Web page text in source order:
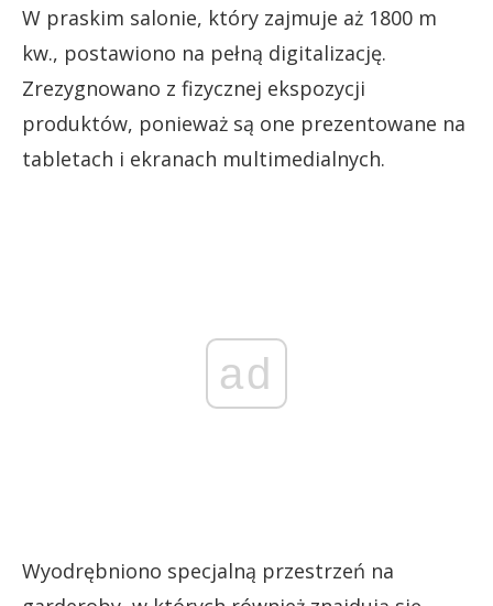
W praskim salonie, który zajmuje aż 1800 m
kw., postawiono na pełną digitalizację.
Zrezygnowano z fizycznej ekspozycji
produktów, ponieważ są one prezentowane na
tabletach i ekranach multimedialnych.
ad
Wyodrębniono specjalną przestrzeń na